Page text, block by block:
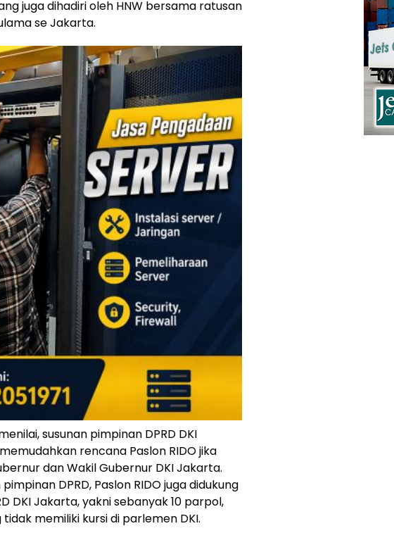
juga dihadiri oleh HNW bersama ratusan
se Jakarta.
susunan pimpinan DPRD DKI
rencana Paslon RIDO jika
dan Wakil Gubernur DKI Jakarta.
DPRD, Paslon RIDO juga didukung
DKI Jakarta, yakni sebanyak 10 parpol,
memiliki kursi di parlemen DKI.